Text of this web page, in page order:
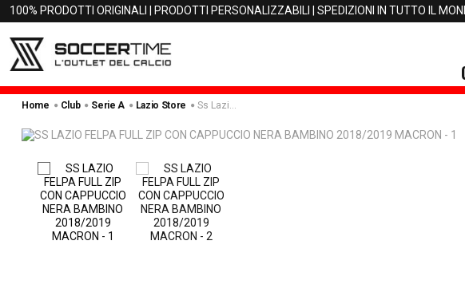
100% PRODOTTI ORIGINALI | PRODOTTI PERSONALIZZABILI | SPEDIZIONI IN TUTTO IL
Home Club Serie A Lazio Store Ss Lazio Felpa Full Zip Con Cappuccio Nera Bambino 2018/2019